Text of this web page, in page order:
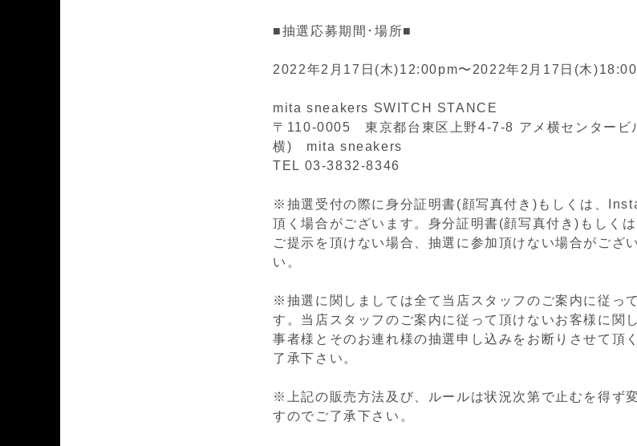
■抽選応募期間･場所■
2022年2月17日(木)12:00pm〜2022年2月17日(木
mita sneakers SWITCH STANCE
〒110-0005 東京都台東区上野4-7-8 アメ横センタービ
横) mita sneakers
TEL 03-3832-8346
※抽選受付の際に身分証明書(顔写真付き)もしくは、
頂く場合がございます。身分証明書(顔写真付き)もしく
ご提示を頂けない場合、抽選に参加頂けない場合がござ
い。
※抽選に関しましては全て当店スタッフのご案内に従っ
す。当店スタッフのご案内に従って頂けないお客様に関
事者様とそのお連れ様の抽選申し込みをお断りさせて頂
了承下さい。
※上記の販売方法及び、ルールは状況次第で止むを得ず
すのでご了承下さい。